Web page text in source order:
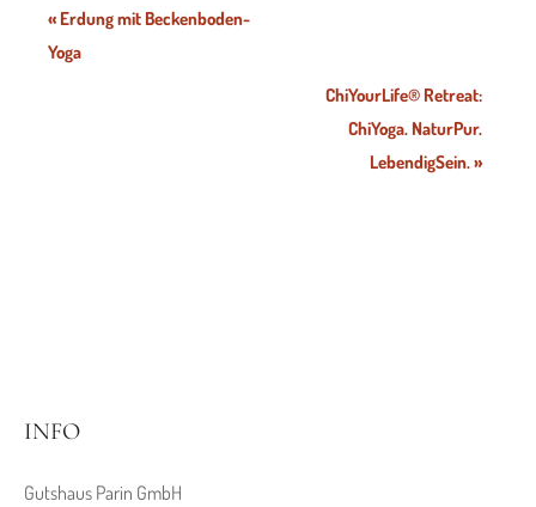
Veranstaltung-
Navigation
« Erdung mit Beckenboden-
Yoga
ChiYourLife® Retreat:
ChiYoga. NaturPur.
LebendigSein.»
INFO
Gutshaus Parin GmbH